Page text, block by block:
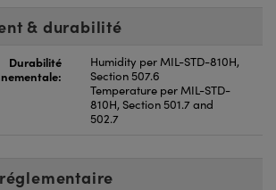
& durabilité
Durabilité
Humidity per MIL-STD-810H,
Section 507.6
Temperature per MIL-STD-
810H, Section 501.7 and
502.7